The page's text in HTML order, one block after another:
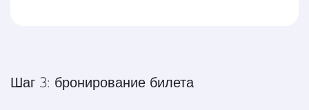
Шаг 3: бронирование билета